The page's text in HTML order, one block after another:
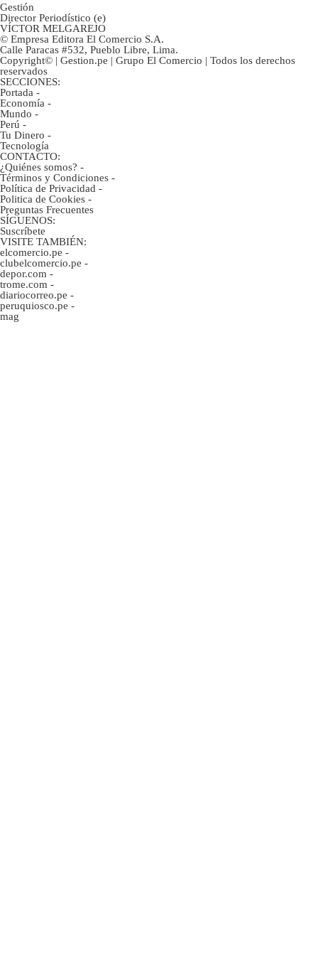
Gestión
Director Periodístico (e)
VÍCTOR MELGAREJO
© Empresa Editora El Comercio S.A.
Calle Paracas #532, Pueblo Libre, Lima.
Copyright© | Gestion.pe | Grupo El Comercio | Todos los derechos
reservados
SECCIONES:
Portada -
Economía -
Mundo -
Perú -
Tu Dinero -
Tecnología
CONTACTO:
¿Quiénes somos? -
Términos y Condiciones -
Política de Privacidad -
Politica de Cookies -
Preguntas Frecuentes
SÍGUENOS:
Suscríbete
VISITE TAMBIÉN:
elcomercio.pe -
clubelcomercio.pe -
depor.com -
trome.com -
diariocorreo.pe -
peruquiosco.pe -
mag